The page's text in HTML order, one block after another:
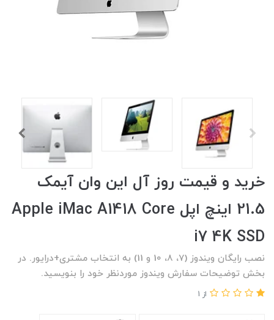
خرید و قیمت روز آل این وان آیمک
21.5 اینچ اپل Apple iMac A1418 Core
i7 4K SSD
نصب رایگان ویندوز (7، 8، 10 و 11) به انتخاب مشتری+درایور. در
بخش توضیحات سفارش ویندوز موردنظر خود را بنویسید.
از 1